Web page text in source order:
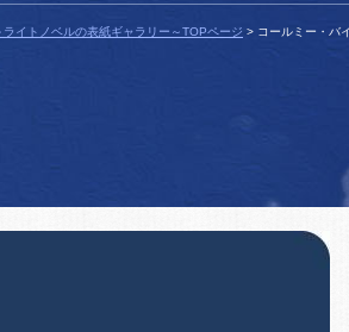
イトノベルの表紙ギャラリー～TOPページ > コールミー・バ